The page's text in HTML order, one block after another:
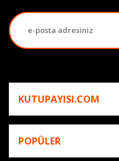
KUTUPAYISI.COM
POPÜLER